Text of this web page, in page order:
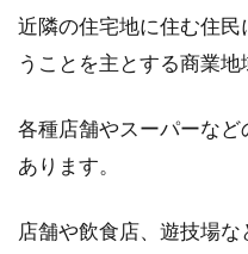
近隣の住宅地に住む住
うことを主とする商業地
各種店舗やスーパーな
あります。
店舗や飲食店、遊技場